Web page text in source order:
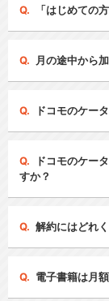
「はじめての
月の途中から
ドコモのケー
ドコモのケー
すか？
解約にはどれ
電子書籍は月